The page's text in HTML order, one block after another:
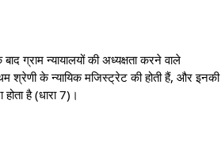
ग्राम न्यायालयों की अध्यक्षता करने वाले
श्रेणी के न्यायिक मजिस्ट्रेट की होती हैं, और इनकी
है (धारा 7)।